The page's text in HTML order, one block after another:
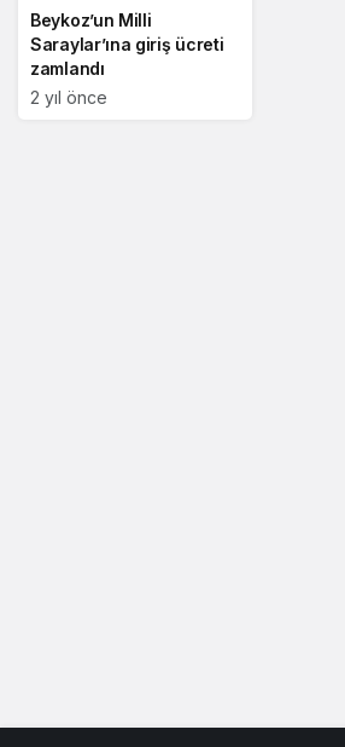
Beykoz’un Milli
Saraylar’ına giriş ücreti
zamlandı
2 yıl önce